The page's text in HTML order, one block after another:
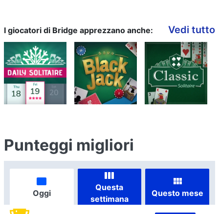
I giocatori di Bridge apprezzano anche: Vedi tutto
Punteggi migliori
Oggi
Questa
settimana
Questo mese